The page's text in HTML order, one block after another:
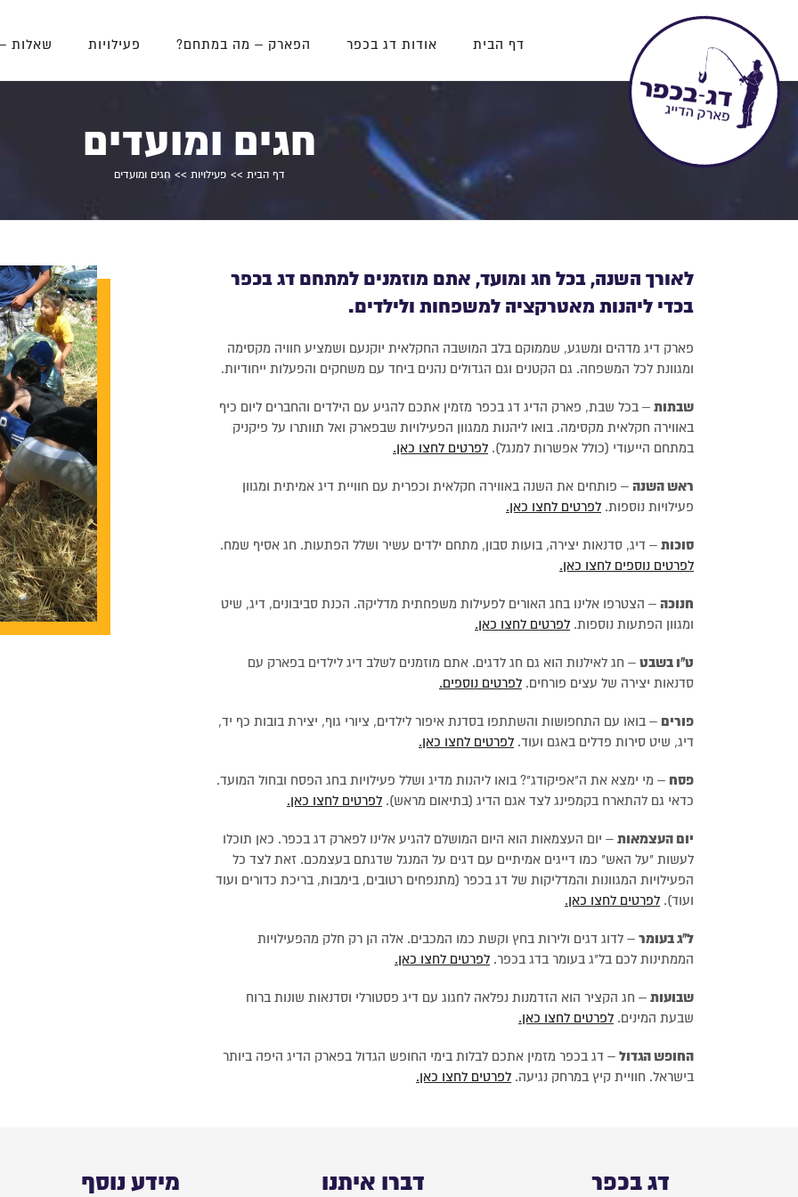
דף הבית אודות דג בכפר הפארק – מה במתחם? פעילויות שאלות
חגים ומועדים
דף הבית >> פעילויות >> חגים ומועדים
לאורך השנה, בכל חג ומועד, אתם מוזמנים למתחם דג בכפר
בכדי ליהנות מאטרקציה למשפחות ולילדים.
פארק דיג מדהים ומשגע, שממוקם בלב המושבה החקלאית יוקנעם ושמציע חוויה מקסימה
ומגוונת לכל המשפחה. גם הקטנים וגם הגדולים נהנים ביחד עם משחקים והפעלות ייחודיות.
שבתות – בכל שבת, פארק הדיג דג בכפר מזמין אתכם להגיע עם הילדים והחברים ליום כיף
באווירה חקלאית מקסימה. בואו ליהנות ממגוון הפעילויות שבפארק ואל תוותרו על פיקניק
במתחם הייעודי (כולל אפשרות למנגל). לפרטים לחצו כאן.
ראש השנה – פותחים את השנה באווירה חקלאית וכפרית עם חוויית דיג אמיתית ומגוון
פעילויות נוספות. לפרטים לחצו כאן.
סוכות – דיג, סדנאות יצירה, בועות סבון, מתחם ילדים עשיר ושלל הפתעות. חג אסיף שמח.
לפרטים נוספים לחצו כאן.
חנוכה – הצטרפו אלינו בחג האורים לפעילות משפחתית מדליקה. הכנת סביבונים, דיג, שיט
ומגוון הפתעות נוספות. לפרטים לחצו כאן.
ט"ו בשבט – חג לאילנות הוא גם חג לדגים. אתם מוזמנים לשלב דיג לילדים בפארק עם
סדנאות יצירה של עצים פורחים. לפרטים נוספים.
פורים – בואו עם התחפושות והשתתפו בסדנת איפור לילדים, ציורי גוף, יצירת בובות כף יד,
דיג, שיט סירות פדלים באגם ועוד. לפרטים לחצו כאן.
פסח – מי ימצא את ה"אפיקודג"? בואו ליהנות מדיג ושלל פעילויות בחג הפסח ובחול המועד.
כדאי גם להתארח בקמפינג לצד אגם הדיג (בתיאום מראש). לפרטים לחצו כאן.
יום העצמאות – יום העצמאות הוא היום המושלם להגיע אלינו לפארק דג בכפר. כאן תוכלו
לעשות "על האש" כמו דייגים אמיתיים עם דגים על המנגל שדגתם בעצמכם. זאת לצד כל
הפעילויות המגוונות והמדליקות של דג בכפר (מתנפחים רטובים, בימבות, בריכת כדורים ועוד
ועוד). לפרטים לחצו כאן.
ל"ג בעומר – לדוג דגים ולירות בחץ וקשת כמו המכבים. אלה הן רק חלק מהפעילויות
הממתינות לכם בל"ג בעומר בדג בכפר. לפרטים לחצו כאן.
שבועות – חג הקציר הוא הזדמנות נפלאה לחגוג עם דיג פסטורלי וסדנאות שונות ברוח
שבעת המינים. לפרטים לחצו כאן.
החופש הגדול – דג בכפר מזמין אתכם לבלות בימי החופש הגדול בפארק הדיג היפה ביותר
בישראל. חוויית קיץ במרחק נגיעה. לפרטים לחצו כאן.
דג בכפר דברו איתנו מידע נוסף